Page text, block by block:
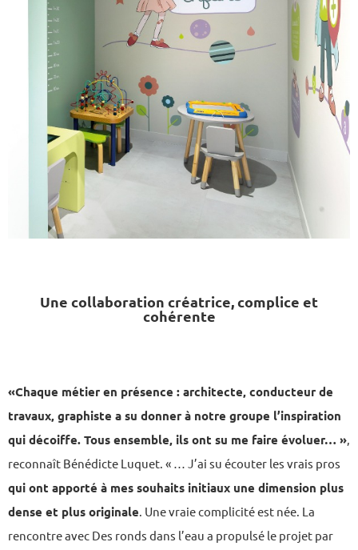
Une collaboration créatrice, complice et
cohérente
«Chaque métier en présence : architecte, conducteur de
travaux, graphiste a su donner à notre groupe l’inspiration
qui décoiffe. Tous ensemble, ils ont su me faire évoluer… »,
reconnaît Bénédicte Luquet. « … J’ai su écouter les vrais pros
qui ont apporté à mes souhaits initiaux une dimension plus
dense et plus originale. Une vraie complicité est née. La
rencontre avec Des ronds dans l’eau a propulsé le projet par